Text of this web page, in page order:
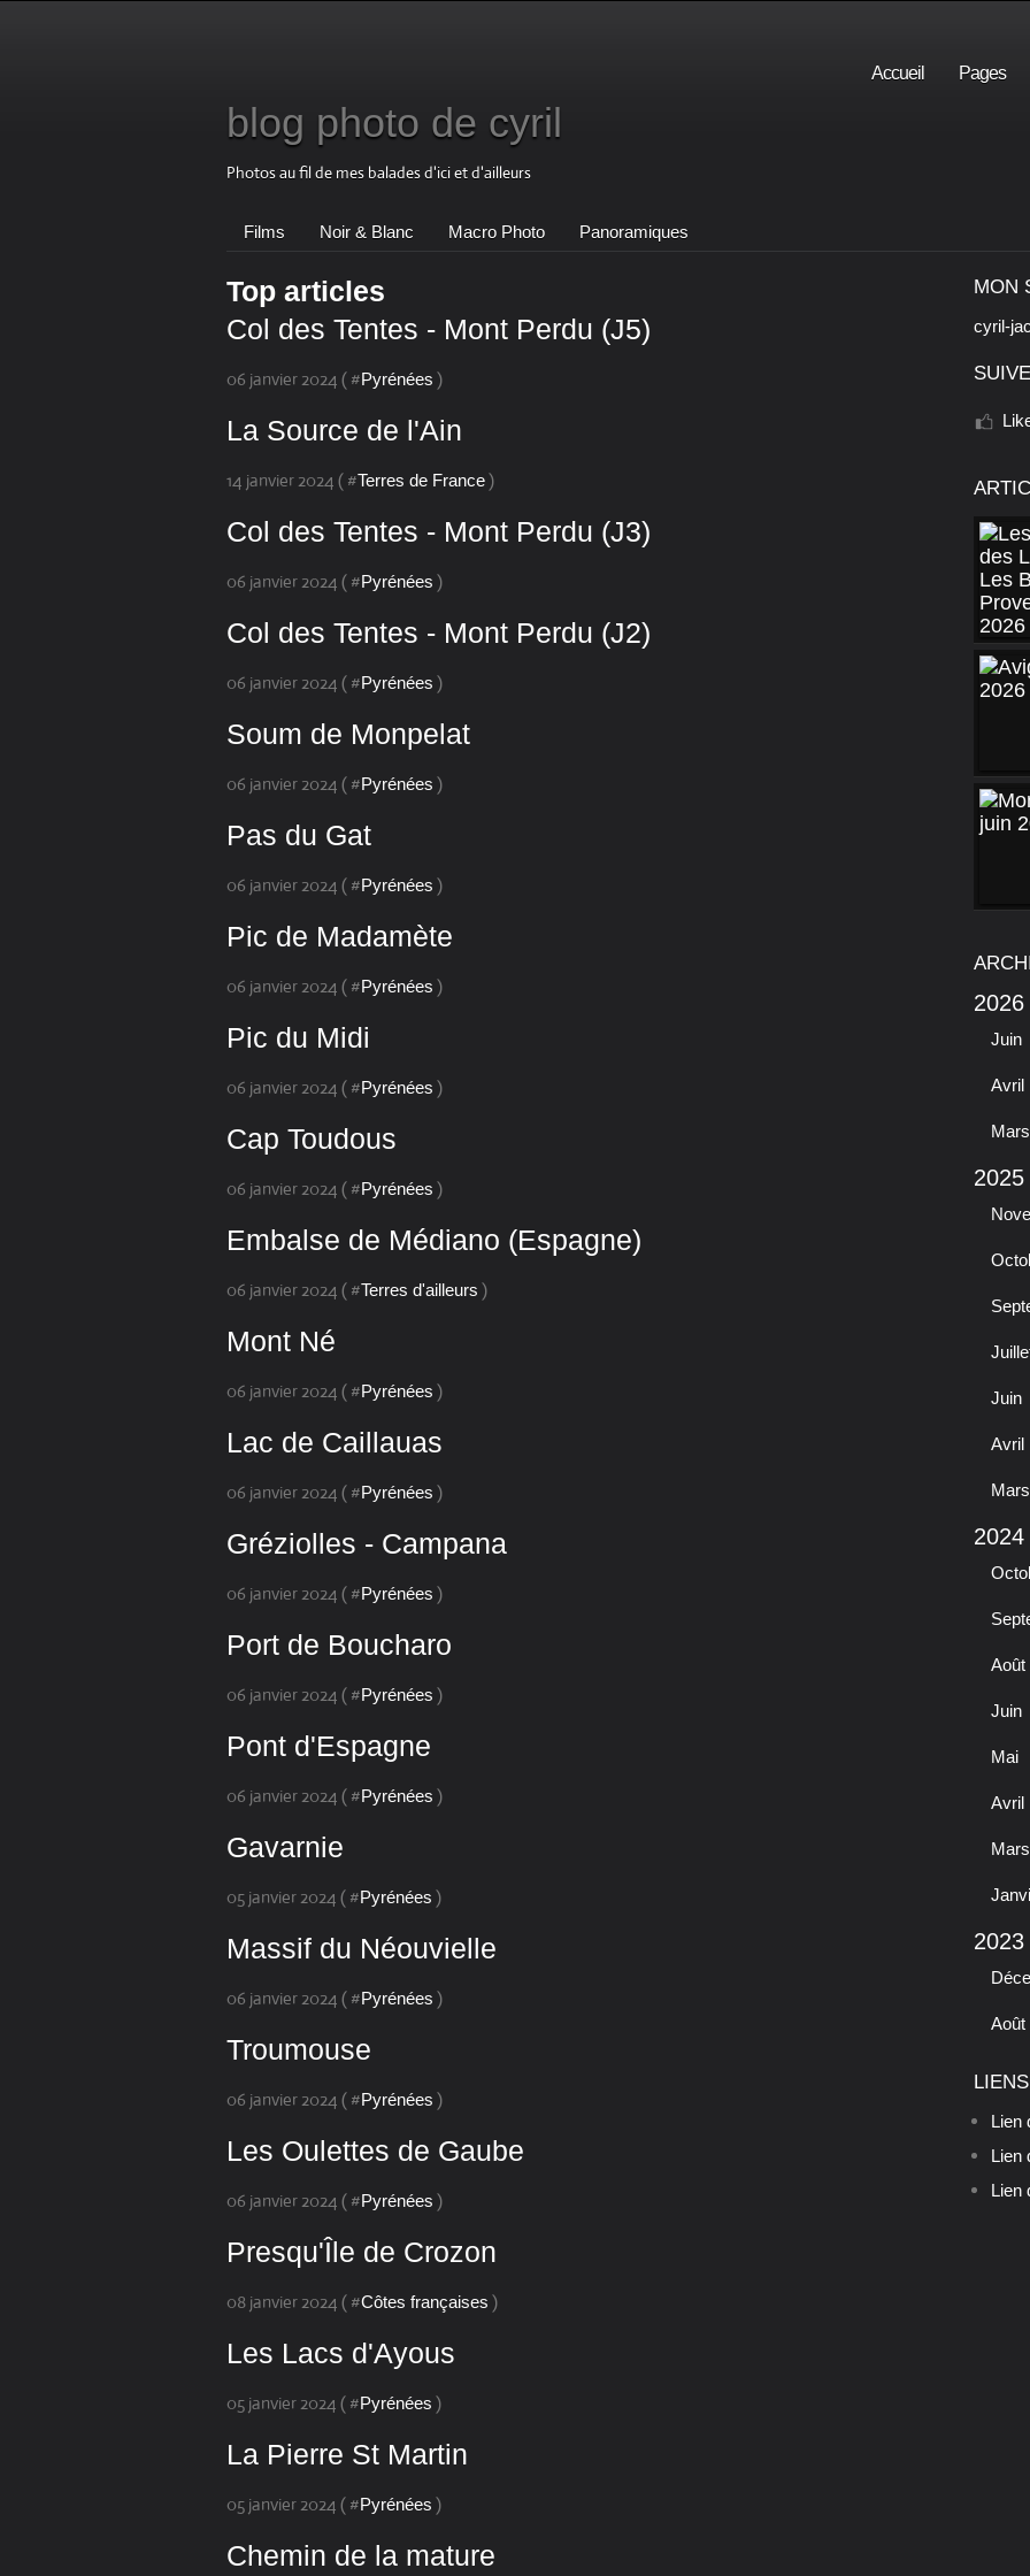
Accueil Pages
blog photo de cyril
Photos au fil de mes balades d'ici et d'ailleurs
Films Noir & Blanc Macro Photo Panoramiques
Top articles
Col des Tentes - Mont Perdu (J5)
06 janvier 2024 ( #Pyrénées )
La Source de l'Ain
14 janvier 2024 ( #Terres de France)
Col des Tentes - Mont Perdu (J3)
06 janvier 2024 ( #Pyrénées )
Col des Tentes - Mont Perdu (J2)
06 janvier 2024 ( #Pyrénées )
Soum de Monpelat
06 janvier 2024 ( #Pyrénées )
Pas du Gat
06 janvier 2024 ( #Pyrénées )
Pic de Madamète
06 janvier 2024 ( #Pyrénées )
Pic du Midi
06 janvier 2024 ( #Pyrénées )
Cap Toudous
06 janvier 2024 ( #Pyrénées )
Embalse de Médiano (Espagne)
06 janvier 2024 ( #Terres d'ailleurs )
Mont Né
06 janvier 2024 ( #Pyrénées )
Lac de Caillauas
06 janvier 2024 ( #Pyrénées )
Gréziolles - Campana
06 janvier 2024 ( #Pyrénées )
Port de Boucharo
06 janvier 2024 ( #Pyrénées )
Pont d'Espagne
06 janvier 2024 ( #Pyrénées )
Gavarnie
05 janvier 2024 ( #Pyrénées )
Massif du Néouvielle
06 janvier 2024 ( #Pyrénées )
Troumouse
06 janvier 2024 ( #Pyrénées )
Les Oulettes de Gaube
06 janvier 2024 ( #Pyrénées )
Presqu'Île de Crozon
08 janvier 2024 ( #Côtes françaises )
Les Lacs d'Ayous
05 janvier 2024 ( #Pyrénées )
La Pierre St Martin
05 janvier 2024 ( #Pyrénées )
Chemin de la mature
MON
cyril-
2026
Juin
Avril
Mars
2025
Juin
Avril
Mars
2024
Août
Juin
Mai
Avril
Mars
2023
Août
LIENS
Lien
Lien
Lien